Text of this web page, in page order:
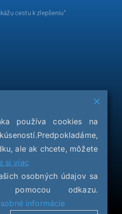
cestu k zlepšeniu“
používa cookies na
ale ak chcete, môžete
si viac
osobných údajov sa
pomocou odkazu.
informácie